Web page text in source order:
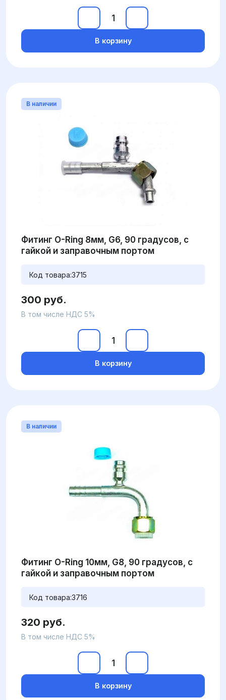
В корзину
В наличии
Фитинг O-Ring 8мм, G6, 90 градусов, с
гайкой и заправочным портом
Код товара:3715
300 руб.
В том числе НДС 5%
В корзину
В наличии
Фитинг O-Ring 10мм, G8, 90 градусов, с
гайкой и заправочным портом
Код товара:3716
320 руб.
В том числе НДС 5%
В корзину